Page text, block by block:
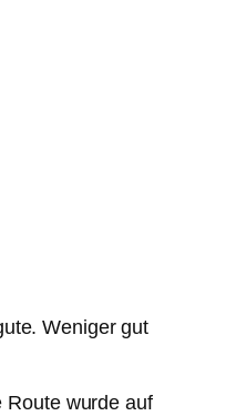
Weniger gut
Route wurde auf